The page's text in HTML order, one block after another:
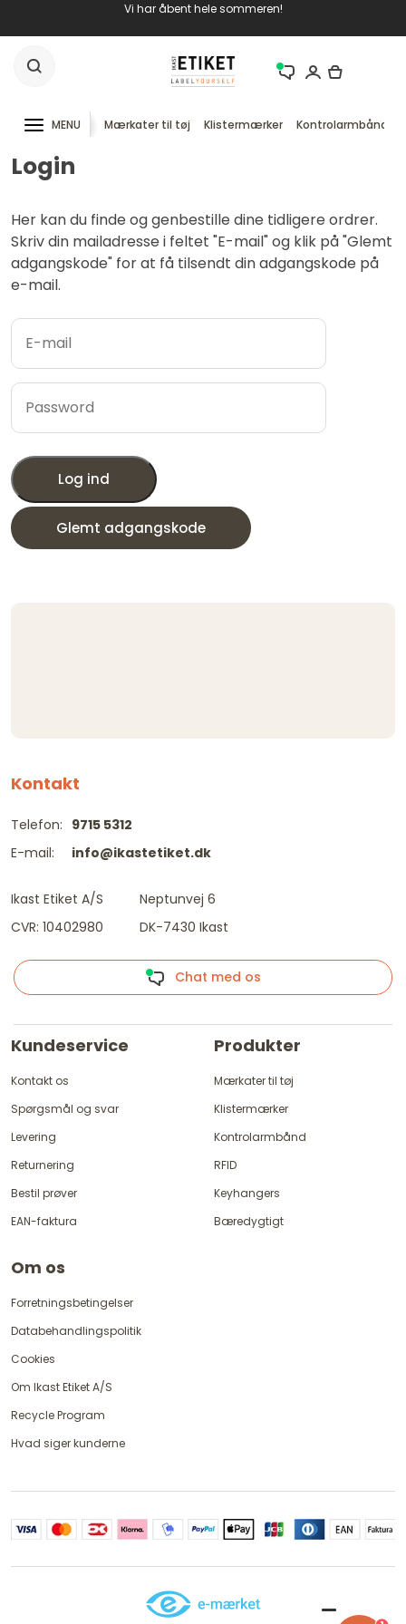
Vi har åbent hele sommeren!
MENU Mærkater til tøj Klistermærker Kontrolarmbånd
Login
Her kan du finde og genbestille dine tidligere ordrer.
Skriv din mailadresse i feltet "E-mail" og klik på "Glemt
adgangskode" for at få tilsendt din adgangskode på
e-mail.
Log ind
Glemt adgangskode
Kontakt
Telefon:
E-mail:
9715 5312
info@ikastetiket.dk
Ikast Etiket A/S
CVR: 10402980
Neptunvej 6
DK-7430 Ikast
Chat med os
Kundeservice
Kontakt os
Spørgsmål og svar
Levering
Returnering
Bestil prøver
EAN-faktura
Produkter
Mærkater til tøj
Klistermærker
Kontrolarmbånd
RFID
Keyhangers
Bæredygtigt
Om os
Forretningsbetingelser
Databehandlingspolitik
Cookies
Om Ikast Etiket A/S
Recycle Program
Hvad siger kunderne